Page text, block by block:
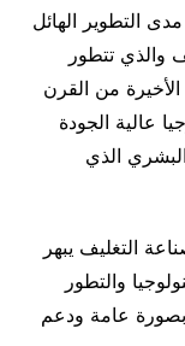
التطوير الهائل
والذي تتطور
من القرن
عالية الجودة
الذي
التغليف يبهر
والتطور
بصورة عامة ودعم